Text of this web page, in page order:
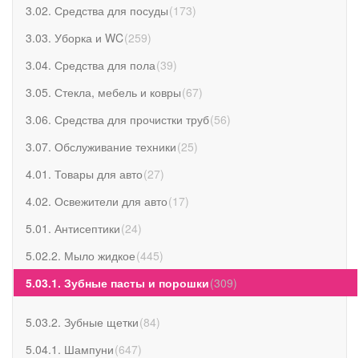
3.02. Средства для посуды(173)
3.03. Уборка и WC(259)
3.04. Средства для пола(39)
3.05. Стекла, мебель и ковры(67)
3.06. Средства для прочистки труб(56)
3.07. Обслуживание техники(25)
4.01. Товары для авто(27)
4.02. Освежители для авто(17)
5.01. Антисептики(24)
5.02.2. Мыло жидкое(445)
5.03.1. Зубные пасты и порошки(309)
5.03.2. Зубные щетки(84)
5.04.1. Шампуни(647)